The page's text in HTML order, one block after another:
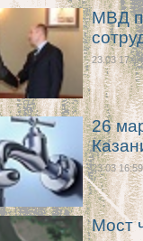
МВД
23.03 17:14
26
23.03 16:59
Мост